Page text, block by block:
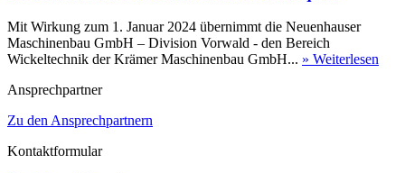
Mit Wirkung zum 1. Januar 2024 übernimmt die Neuenhauser
Maschinenbau GmbH – Division Vorwald - den Bereich
Wickeltechnik der Krämer Maschinenbau GmbH... » Weiterlesen
Ansprechpartner
Zu den Ansprechpartnern
Kontaktformular